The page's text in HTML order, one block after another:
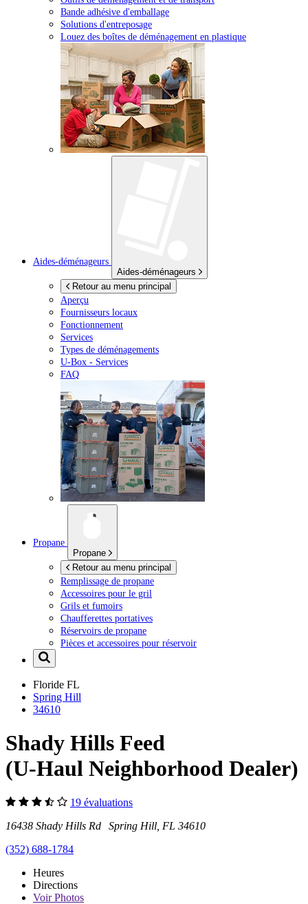
Bande adhésive d'emballage
Solutions d'entreposage
Louez des boîtes de déménagement en plastique
Aides-déménageurs
Aides-déménageurs
Retour au menu principal
Aperçu
Fournisseurs locaux
Fonctionnement
Services
Types de déménagements
U-Box - Services
FAQ
Propane
Propane
Retour au menu principal
Remplissage de propane
Accessoires pour le gril
Grils et fumoirs
Chaufferettes portatives
Réservoirs de propane
Pièces et accessoires pour réservoir
Floride FL
Spring Hill
34610
Shady Hills Feed
(U-Haul Neighborhood Dealer)
19 évaluations
16438 Shady Hills Rd Spring Hill, FL 34610
(352) 688-1784
Heures
Directions
VoirPhotos